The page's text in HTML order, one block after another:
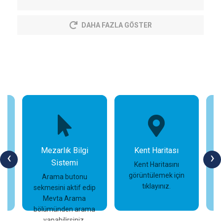
DAHA FAZLA GÖSTER
‹ ›
Mezarlık Bilgi
Sistemi
Arama butonu
sekmesini aktif edip
Mevta Arama
bölümünden arama
yapabilirsiniz.
İncele
Kent Haritası
Kent Haritasını
görüntülemek için
tıklayınız.